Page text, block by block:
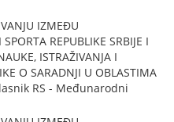
IZMEĐU
REPUBLIKE SRBIJE I
ISTRAŽIVANJA I
O SARADNJI U OBLASTIMA
RS - Međunarodni